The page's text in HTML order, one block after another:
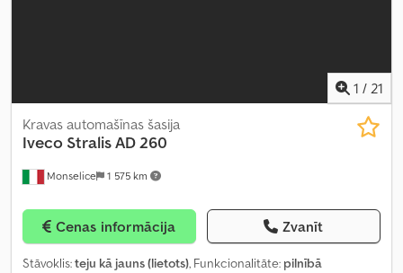
1 / 21
Monselice 1 575 km
Kravas automašīnas šasija
Iveco Stralis AD 260
Cenas informācija Zvanīt
Stāvoklis:teju kā jauns (lietots), Funkcionalitāte: pilnībā